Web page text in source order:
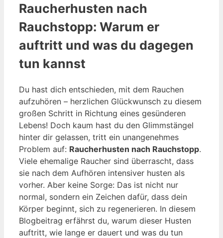
Raucherhusten nach
Rauchstopp: Warum er
auftritt und was du dagegen
tun kannst
Du hast dich entschieden, mit dem Rauchen
aufzuhören – herzlichen Glückwunsch zu diesem
großen Schritt in Richtung eines gesünderen
Lebens! Doch kaum hast du den Glimmstängel
hinter dir gelassen, tritt ein unangenehmes
Problem auf: Raucherhusten nach Rauchstopp.
Viele ehemalige Raucher sind überrascht, dass
sie nach dem Aufhören intensiver husten als
vorher. Aber keine Sorge: Das ist nicht nur
normal, sondern ein Zeichen dafür, dass dein
Körper beginnt, sich zu regenerieren. In diesem
Blogbeitrag erfährst du, warum dieser Husten
auftritt, wie lange er dauert und was du tun